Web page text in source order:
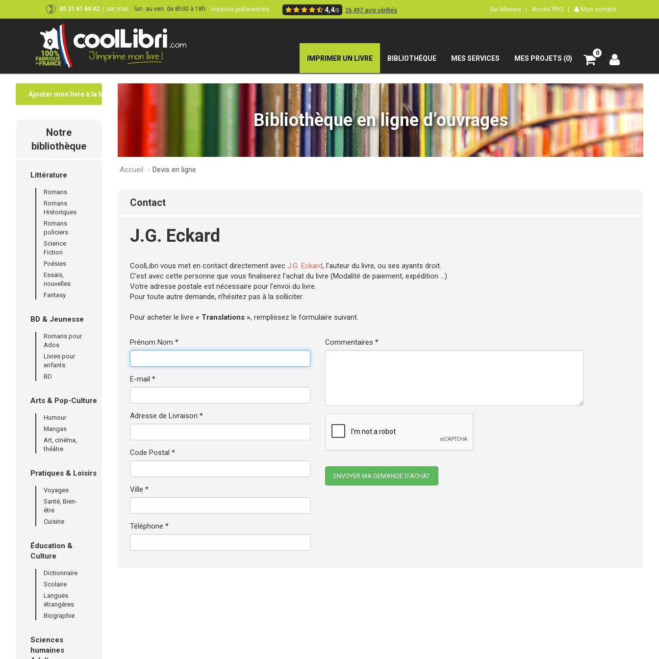
05 31 61 60 42 par mail lun. au ven. de 8h30 à 18h Horaires préférentiels 4,4/5 26 497 avis vérifiés Sur Mesure | Accès PRO | Mon compte
IMPRIMER UN LIVRE BIBLIOTHÈQUE MES SERVICES MES PROJETS (0)
0
Ajouter mon livre à la bibliothèque
Notre
bibliothèque
Littérature
Romans
Romans
Historiques
Romans
policiers
Science
Fiction
Poésies
Essais,
nouvelles
Fantasy
BD & Jeunesse
Romans pour
Ados
Livres pour
enfants
BD
Arts & Pop-Culture
Humour
Mangas
Art, cinéma,
théâtre
Pratiques & Loisirs
Voyages
Santé, Bien-
être
Cuisine
Éducation &
Culture
Dictionnaire
Scolaire
Langues
étrangères
Biographie
Sciences
humaines
Bibliothèque en ligne d’ouvrages
Accueil Devis en ligne
contact
J.G. Eckard
CoolLibri vous met en contact directement avec J.G. Eckard, l’auteur du livre, ou ses ayants droit.
C’est avec cette personne que vous finaliserez l’achat du livre (Modalité de paiement, expédition ...)
Votre adresse postale est nécessaire pour l’envoi du livre.
Pour toute autre demande, n’hésitez pas à la solliciter.
Pour acheter le livre « Translations », remplissez le formulaire suivant.
Prénom Nom *
E-mail *
Adresse de Livraison *
Code Postal *
Ville *
Téléphone *
Commentaires *